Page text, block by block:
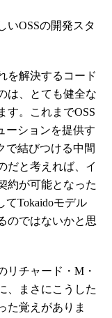
OSSの開発スタ
を解決するコード
は、とても健全な
す。これまでOSS
ーションを提供す
で結びつける中間
だと考えれば、イ
約が可能となった
てTokaidoモデル
のではないかと思
チャード・M・
、まさにこうした
た覚えがありま